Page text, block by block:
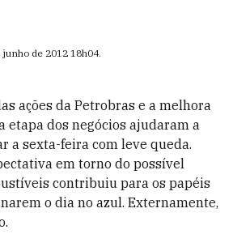
junho de 2012 18h04.
ações da Petrobras e a melhora
etapa dos negócios ajudaram a
a sexta-feira com leve queda.
em torno do possível
contribuiu para os papéis
o dia no azul. Externamente,